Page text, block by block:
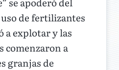
de fertilizantes
a explotar y las
comenzaron a
granjas de